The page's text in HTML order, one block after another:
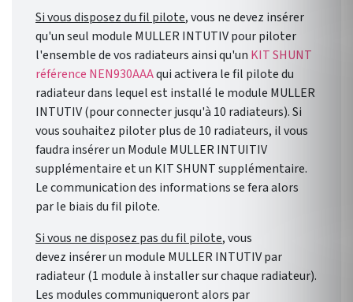
Si vous disposez du fil pilote, vous ne devez insérer
qu'un seul module MULLER INTUTIV pour piloter
l'ensemble de vos radiateurs ainsi qu'un KIT SHUNT
référence NEN930AAAqui activera le fil pilote du
radiateur dans lequel est installé le module MULLER
INTUTIV (pour connecter jusqu'à 10 radiateurs). Si
vous souhaitez piloter plus de 10 radiateurs, il vous
faudra insérer un Module MULLER INTUITIV
supplémentaire et un KIT SHUNT supplémentaire.
Le communication des informations se fera alors
par le biais du fil pilote.
Si vous ne disposez pas du fil pilote, vous
devez insérer un module MULLER INTUTIV par
radiateur (1 module à installer sur chaque radiateur).
Les modules communiqueront alors par